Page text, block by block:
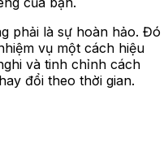
phải là sự hoàn hảo. Đó
vụ một cách hiệu
và tinh chỉnh cách
đổi theo thời gian.